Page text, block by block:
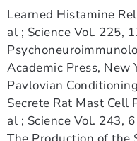
Learned Histamine
al ; Science Vol. 225,
Academic Press, New
Pavlovian
Secrete Rat Mast Cell
al ; Science Vol. 243,